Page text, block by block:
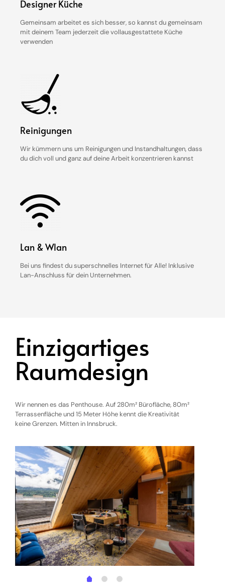
Designer Küche
Gemeinsam arbeitet es sich besser, so kannst du gemeinsam
mit deinem Team jederzeit die vollausgestattete Küche
verwenden
Reinigungen
Wir kümmern uns um Reinigungen und Instandhaltungen, dass
du dich voll und ganz auf deine Arbeit konzentrieren kannst
Lan & Wlan
Bei uns findest du superschnelles Internet für Alle! Inklusive
Lan-Anschluss für dein Unternehmen.
Einzigartiges
Raumdesign
Wir nennen es das Penthouse. Auf 280m² Bürofläche, 80m²
Terrassenfläche und 15 Meter Höhe kennt die Kreativität
keine Grenzen. Mitten in Innsbruck.